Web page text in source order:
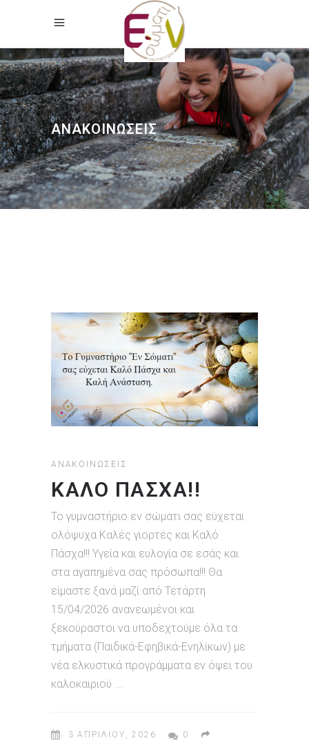
ΑΝΑΚΟΙΝΩΣΕΙΣ
ΑΝΑΚΟΙΝΏΣΕΙΣ
ΚΑΛΌ ΠΆΣΧΑ!!
Το γυμναστήριο εν σώματι σας εύχεται
ολόψυχα Καλές γιορτές και Καλό
Πάσχα!!! Υγεία και ευλογία σε εσάς και
στα αγαπημένα σας πρόσωπα!!! Θα
είμαστε ξανά μαζί από Τετάρτη
15/04/2026 ανανεωμένοι και
ξεκούραστοι να υποδεχτούμε όλα τα
τμήματα (Παιδικά-Εφηβικά-Ενηλίκων) με
νέα ελκυστικά προγράμματα εν όψει του
καλοκαιριού
3 ΑΠΡΙΛΊΟΥ, 2026 0